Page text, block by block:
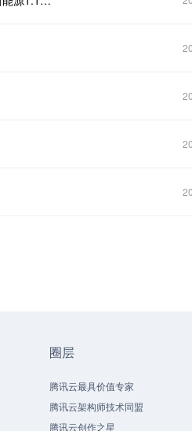
圈层
腾讯云最具价值专家
腾讯云架构师技术同盟
腾讯云创作之星